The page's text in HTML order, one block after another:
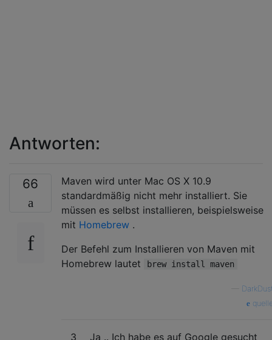
Antworten:
66
Maven wird unter Mac OS X 10.9
standardmäßig nicht mehr installiert. Sie
müssen es selbst installieren, beispielsweise
mit Homebrew .
Der Befehl zum Installieren von Maven mit
Homebrew lautet
brew install maven
3
Ja .. Ich habe es auf Google gesucht